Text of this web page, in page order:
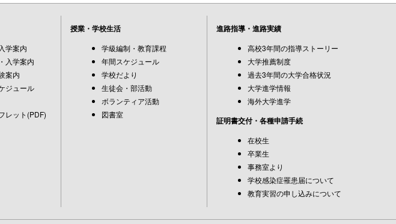
学案内
入学案内
案内
ジュール
レット(PDF)
授業・学校生活
学級編制・教育課程
年間スケジュール
学校だより
生徒会・部活動
ボランティア活動
図書室
進路指導・進路実績
高校3年間の指導ストーリー
大学推薦制度
過去3年間の大学合格状況
大学進学情報
海外大学進学
証明書交付・各種申請手続
在校生
卒業生
事務室より
学校感染症罹患届について
教育実習の申し込みについて